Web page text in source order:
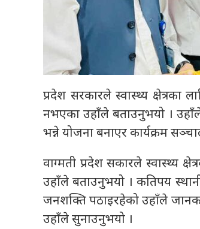
प्रदेश सरकारले स्वास्थ्य क्षेत्रका
नभएका उहाँले बताउनुभयो ।
भन्ने योजना बनाएर कार्यक्रम
वाग्मती प्रदेश सकारले स्वास्थ्य
उहाँले बताउनुभयो । कतिपय
जनशक्ति पठाइरहेको उहाँले
उहाँले सुनाउनुभयो ।